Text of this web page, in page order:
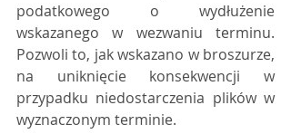
podatkowego o wydłużenie
wskazanego w wezwaniu terminu.
Pozwoli to, jak wskazano w broszurze,
na uniknięcie konsekwencji w
przypadku niedostarczenia plików w
wyznaczonym terminie.